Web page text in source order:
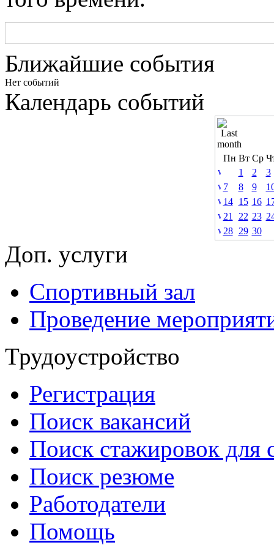
Ближайшие события
Нет событий
Календарь событий
Пн Вт Ср
1
2
3
7
8 9
14
15 16
21
22 23
28
29 30
Доп. услуги
Спортивный зал
Проведение
Трудоустройство
Регистрация
Поиск вакансий
Поиск стажировок для
Поиск резюме
Работодатели
Помощь